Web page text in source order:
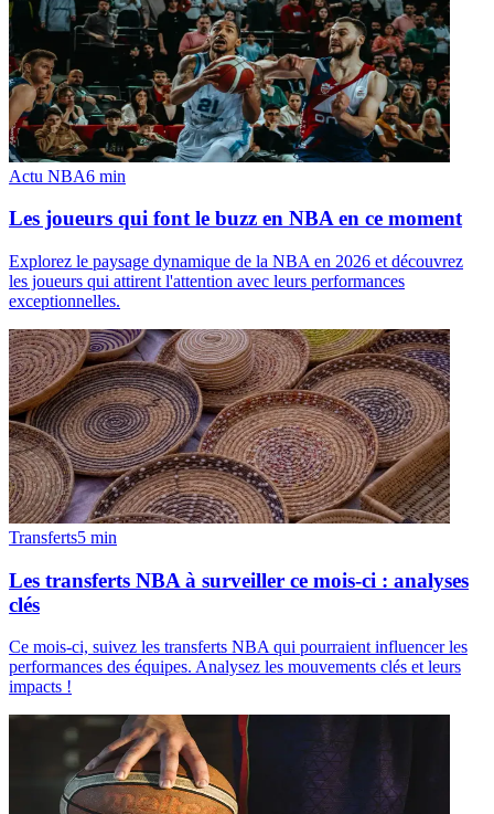
Actu NBA6 min
Les joueurs qui font le buzz en NBA en ce moment
Explorez le paysage dynamique de la NBA en 2026 et découvrez
les joueurs qui attirent l'attention avec leurs performances
exceptionnelles.
Transferts5 min
Les transferts NBA à surveiller ce mois-ci : analyses
clés
Ce mois-ci, suivez les transferts NBA qui pourraient influencer les
performances des équipes. Analysez les mouvements clés et leurs
impacts !